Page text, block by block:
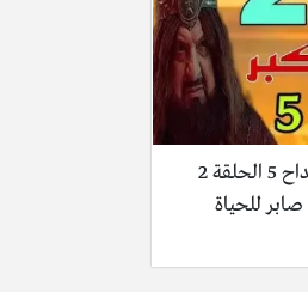
مشاهدة مسلسل المداح 5 الحلقة 2
للحياة